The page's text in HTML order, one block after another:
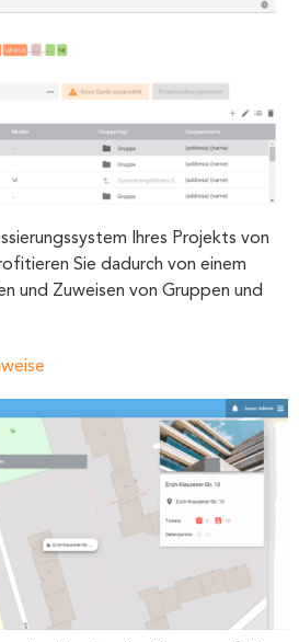
Ihres Projekts von
Sie dadurch von einem
und Zuweisen von Gruppen und